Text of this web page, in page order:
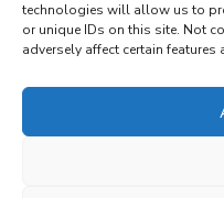
technologies will allow us to
or unique IDs on this site. Not
adversely affect certain features